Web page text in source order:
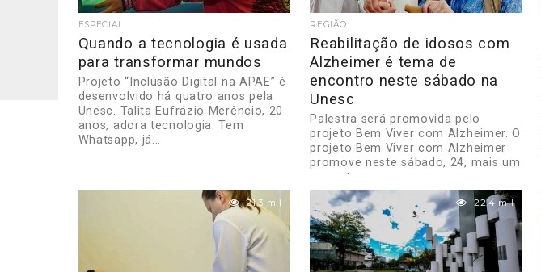
ESPECIAL
Quando a tecnologia é usada
para transformar mundos
Projeto “Inclusão Digital na APAE” é
desenvolvido há quatro anos pela
Unesc. Talita Eufrázio Merêncio, 20
anos, adora tecnologia. Tem
Whatsapp, já...
REGIÃO
Reabilitação de idosos com
Alzheimer é tema de
encontro neste sábado na
Unesc
Palestra será promovida pelo
projeto Bem Viver com Alzheimer. O
projeto Bem Viver com Alzheimer
promove neste sábado, 24, mais um
encontro...
21.3 mil 22.4 mil